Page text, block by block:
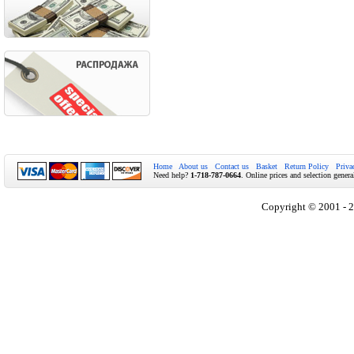
Home About us Contact us Basket Return Policy
Need help? 1-718-787-0664 . Online prices and selection
Copyright © 2001 -